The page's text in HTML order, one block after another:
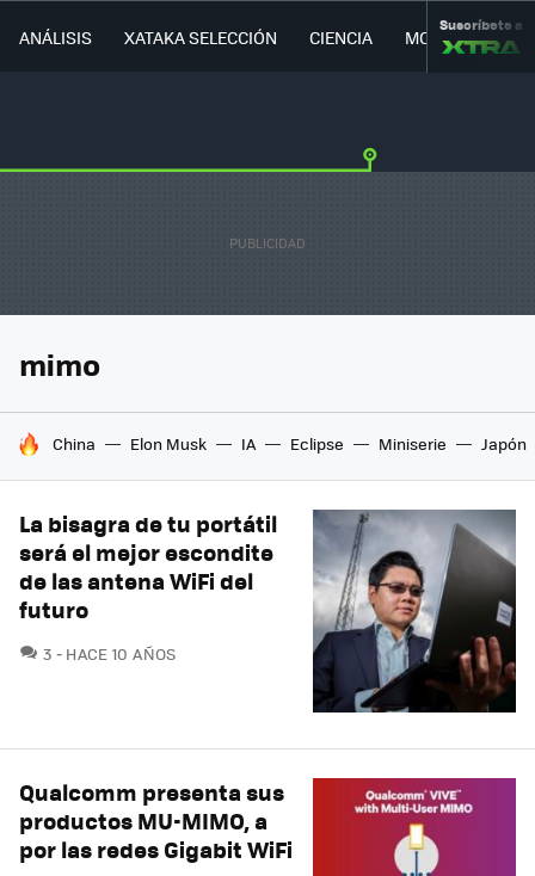
ANÁLISIS XATAKA SELECCIÓN CIENCIA MOVILIDAD
Suscríbete a
mimo
HOY SE HABLA DE
China Elon Musk IA Eclipse Miniserie Japón
La bisagra de tu portátil
será el mejor escondite
de las antena WiFi del
futuro
3 COMENTARIOS
HACE 10 AÑOS
Qualcomm presenta sus
productos MU-MIMO, a
por las redes Gigabit WiFi